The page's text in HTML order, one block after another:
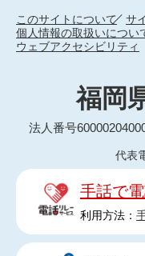
このサイトについて
サ
個人情報の取扱いについ
ウェブアクセシビリティ
福岡
法人番号
代表
手話で
利用方法：